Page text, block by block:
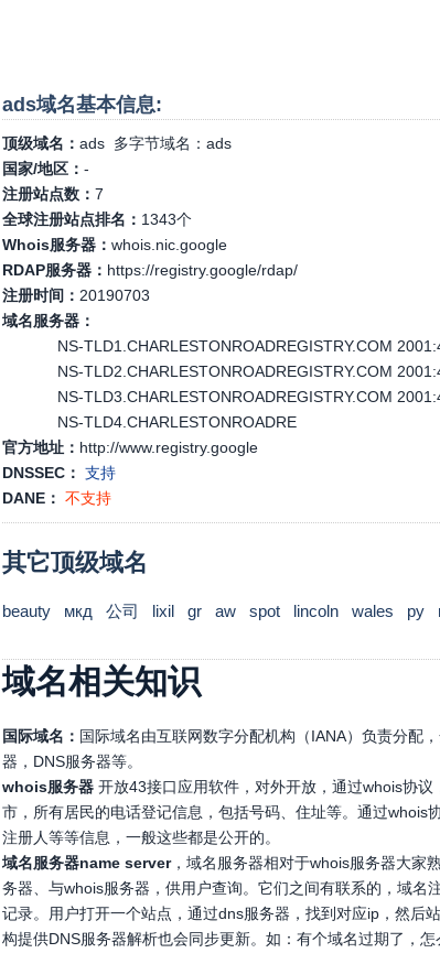
ads域名基本信息:
顶级域名： ads多字节域名： ads
国家/地区： -
注册站点数： 7
全球注册站点排名： 1343个
Whois服务器： whois.nic.google
RDAP服务器： https://registry.google/rdap/
注册时间： 20190703
域名服务器：
NS-TLD1.CHARLESTONROADREGISTRY.COM
NS-TLD2.CHARLESTONROADREGISTRY.COM
NS-TLD3.CHARLESTONROADREGISTRY.COM
NS-TLD4.CHARLESTONROADRE
官方地址： http://www.registry.google
DNSSEC： 支持
DANE： 不支持
其它顶级域名
beauty мкд 公司 lixil gr aw spot lincoln wales py
域名相关知识
国际域名： 国际域名由互联网数字分配机构（IANA）负责分配
器，DNS服务器等。
whois服务器开放43接口应用软件，对外开放，通过whois协
市，所有居民的电话登记信息，包括号码、住址等。通过whois
注册人等等信息，一般这些都是公开的。
域名服务器name server，域名服务器相对于whois服务器大家
务器、与whois服务器，供用户查询。它们之间有联系的，域
记录。用户打开一个站点，通过dns服务器，找到对应ip，然后
构提供DNS服务器解析也会同步更新。如：有个域名过期了，